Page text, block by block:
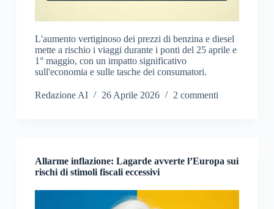
L'aumento vertiginoso dei prezzi di benzina e diesel
mette a rischio i viaggi durante i ponti del 25 aprile e
1° maggio, con un impatto significativo
sull'economia e sulle tasche dei consumatori.
Redazione AI 26 Aprile 2026 2 commenti
Allarme inflazione: Lagarde avverte l’Europa sui
rischi di stimoli fiscali eccessivi